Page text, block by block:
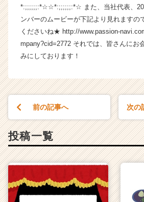
く
就
イ
ア
ア
h
e
C
a
*:;;;;;;:*☆☆*:;;;;;;:*☆ また、当社代表、
ンバーのムービーが下記より見れますの
くださいね★ http://www.passion-
mpany?cid=2772 それでは、皆さんにお
みにしております！
前の記事へ 次の
投稿一覧